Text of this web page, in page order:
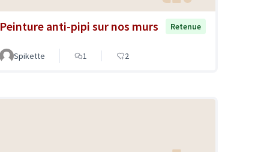
Peinture anti-pipi sur nos murs Retenue
Spikette 1 2